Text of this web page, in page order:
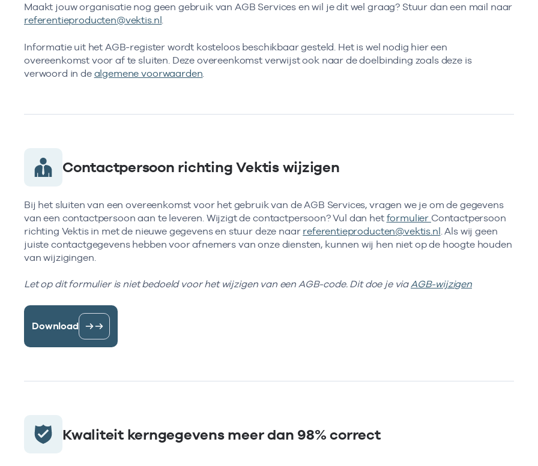
Maakt jouw organisatie nog geen gebruik van AGB Services en wil je dit wel graag? Stuur dan een mail naar
referentieproducten@vektis.nl .
Informatie uit het AGB-register wordt kosteloos beschikbaar gesteld. Het is wel nodig hier een
overeenkomst voor af te sluiten. Deze overeenkomst verwijst ook naar de doelbinding zoals deze is
verwoord in de algemene voorwaarden
Contactpersoon richting Vektis wijzigen
Bij het sluiten van een overeenkomst voor het gebruik van de AGB Services, vragen we je om de gegevens
van een contactpersoon aan te leveren. Wijzigt de contactpersoon? Vul dan het formulier Contactpersoon
richting Vektis in met de nieuwe gegevens en stuur deze naar referentieproducten@vektis.nl . Als wij geen
juiste contactgegevens hebben voor afnemers van onze diensten, kunnen wij hen niet op de hoogte houden
van wijzigingen.
Let op dit formulier is niet bedoeld voor het wijzigen van een AGB-code. Dit doe je viaAGB-wijzigen
Download
Kwaliteit kerngegevens meer dan 98% correct